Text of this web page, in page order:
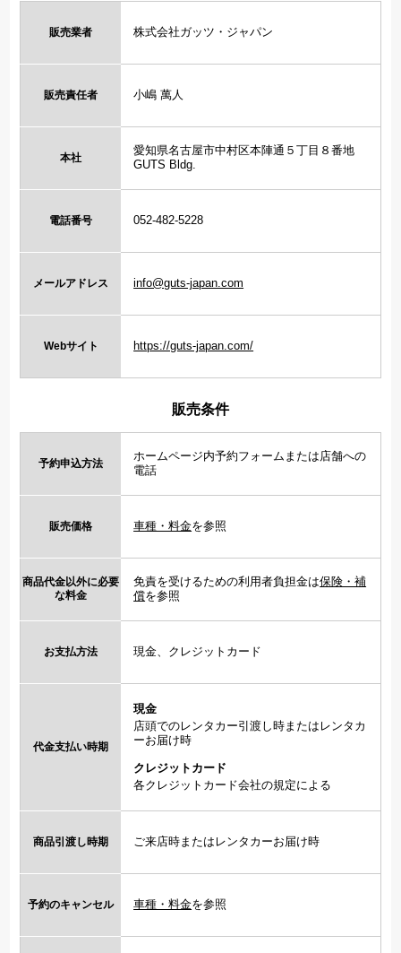
販売業者 株式会社ガッツ・ジャパン
販売責任者 小嶋 萬人
本社
愛知県名古屋市中村区本陣通５丁目８番地
GUTS Bldg.
電話番号 052-482-5228
メールアドレス info@guts-japan.com
Webサイト https://guts-japan.com/
販売条件
予約申込方法
ホームページ内予約フォームまたは店舗への
電話
販売価格 車種・料金を参照
商品代金以外に必要
な料金
免責を受けるための利用者負担金は保険・補
償を参照
お支払方法 現金、クレジットカード
代金支払い時期
現金
店頭でのレンタカー引渡し時またはレンタカ
ーお届け時
クレジットカード
各クレジットカード会社の規定による
商品引渡し時期 ご来店時またはレンタカーお届け時
予約のキャンセル 車種・料金を参照